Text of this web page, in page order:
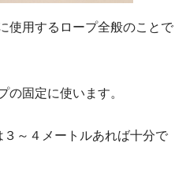
使用するロープ全般のことで
の固定に使います。
～４メートルあれば十分で